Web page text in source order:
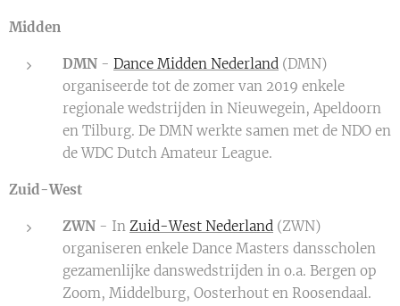
Midden
DMN - Dance Midden Nederland (DMN)
organiseerde tot de zomer van 2019 enkele
regionale wedstrijden in Nieuwegein, Apeldoorn
en Tilburg. De DMN werkte samen met de NDO en
de WDC Dutch Amateur League.
Zuid-West
ZWN - In Zuid-West Nederland (ZWN)
organiseren enkele Dance Masters dansscholen
gezamenlijke danswedstrijden in o.a. Bergen op
Zoom, Middelburg, Oosterhout en Roosendaal.